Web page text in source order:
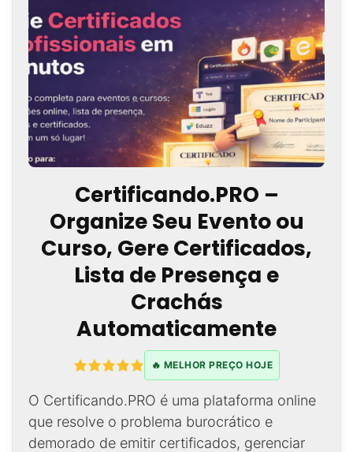
Certificando.PRO –
Organize Seu Evento ou
Curso, Gere Certificados,
Lista de Presença e
Crachás
Automaticamente
🔥 MELHOR PREÇO HOJE
O Certificando.PRO é uma plataforma online
que resolve o problema burocrático e
demorado de emitir certificados, gerenciar